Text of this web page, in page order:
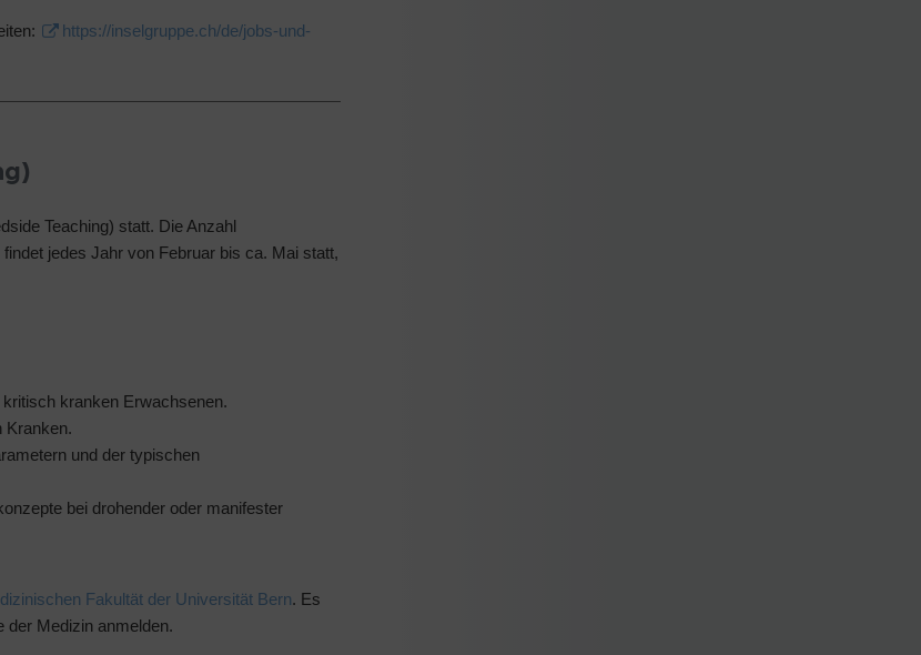
https://inselgruppe.ch/de/jobs-und-
Teaching) statt. Die Anzahl
jedes Jahr von Februar bis ca. Mai statt,
kranken Erwachsenen.
Kranken.
und der typischen
bei drohender oder manifester
Fakultät der Universität Bern. Es
der Medizin anmelden.